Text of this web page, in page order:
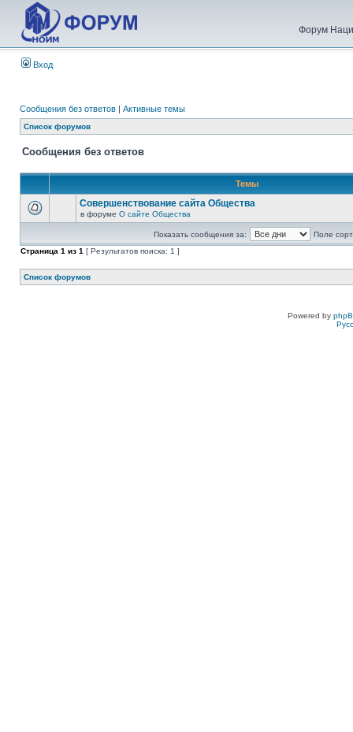
Форум
Вход
Сообщения без ответов | Активные темы
Список форумов
Сообщения без ответов
Темы
Совершенствование сайта Общества
в форуме О сайте Общества
Показать сообщения за:
Поле
Страница 1 из 1 [ Результатов поиска: 1 ]
Список форумов
Powered by